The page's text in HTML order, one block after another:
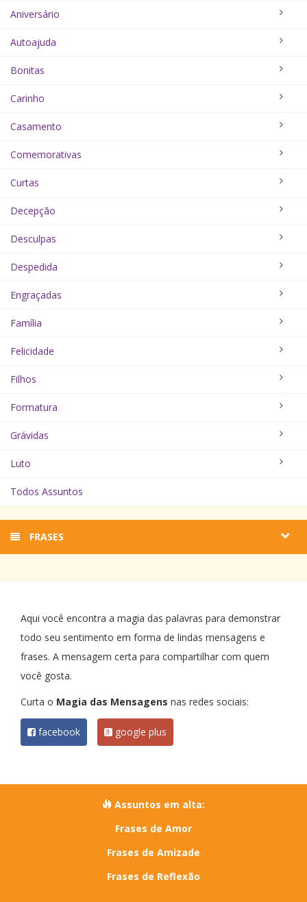
Aniversário
Autoajuda
Bonitas
Carinho
Casamento
Comemorativas
Curtas
Decepção
Desculpas
Despedida
Engraçadas
Família
Felicidade
Filhos
Formatura
Grávidas
Luto
Todos Assuntos
FRASES
Aqui você encontra a magia das palavras para demonstrar
todo seu sentimento em forma de lindas mensagens e
frases. A mensagem certa para compartilhar com quem
você gosta.
Curta o Magia das Mensagens nas redes sociais:
facebook google plus
Assuntos em alta:
Frases de Amor
Frases de Amizade
Frases de Reflexão